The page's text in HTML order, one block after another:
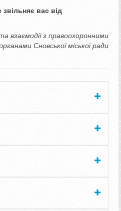
вас від
взаємодії з правоохоронними
Сновської міської ради